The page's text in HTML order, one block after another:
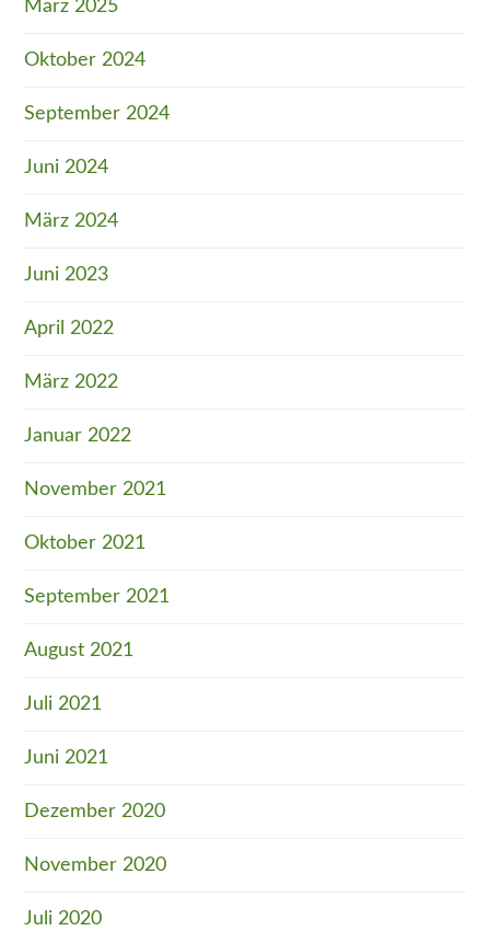
März 2025
Oktober 2024
September 2024
Juni 2024
März 2024
Juni 2023
April 2022
März 2022
Januar 2022
November 2021
Oktober 2021
September 2021
August 2021
Juli 2021
Juni 2021
Dezember 2020
November 2020
Juli 2020